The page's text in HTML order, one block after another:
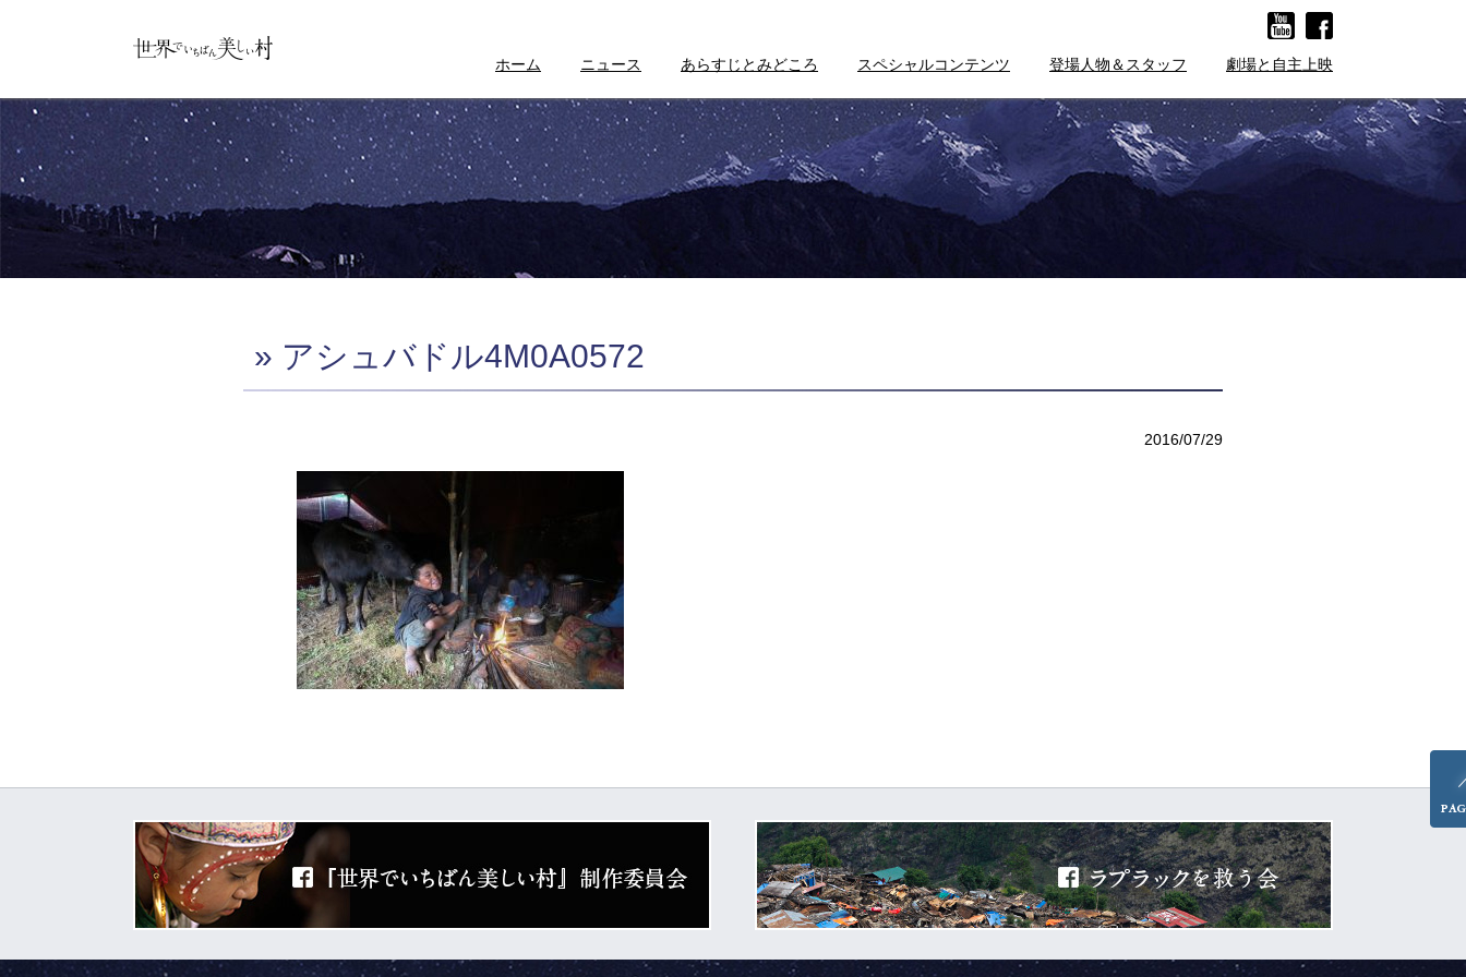
ホーム ニュース あらすじとみどころ スペシャルコンテンツ 登場人物＆スタッフ 劇場と自主上映
» アシュバドル4M0A0572
2016/07/29